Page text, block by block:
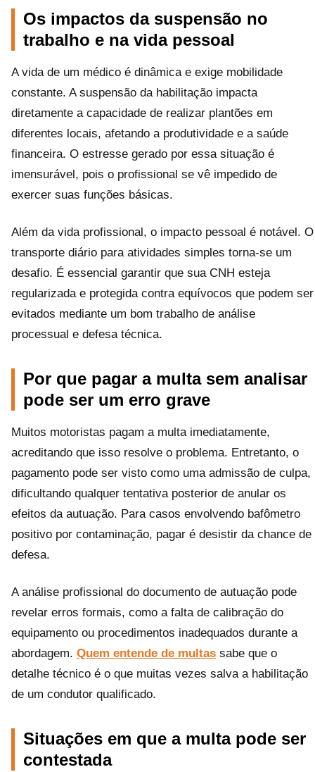
Os impactos da suspensão no
trabalho e na vida pessoal
A vida de um médico é dinâmica e exige mobilidade
constante. A suspensão da habilitação impacta
diretamente a capacidade de realizar plantões em
diferentes locais, afetando a produtividade e a saúde
financeira. O estresse gerado por essa situação é
imensurável, pois o profissional se vê impedido de
exercer suas funções básicas.
Além da vida profissional, o impacto pessoal é notável. O
transporte diário para atividades simples torna-se um
desafio. É essencial garantir que sua CNH esteja
regularizada e protegida contra equívocos que podem ser
evitados mediante um bom trabalho de análise
processual e defesa técnica.
Por que pagar a multa sem analisar
pode ser um erro grave
Muitos motoristas pagam a multa imediatamente,
acreditando que isso resolve o problema. Entretanto, o
pagamento pode ser visto como uma admissão de culpa,
dificultando qualquer tentativa posterior de anular os
efeitos da autuação. Para casos envolvendo bafômetro
positivo por contaminação, pagar é desistir da chance de
defesa.
A análise profissional do documento de autuação pode
revelar erros formais, como a falta de calibração do
equipamento ou procedimentos inadequados durante a
abordagem. Quem entende de multas sabe que o
detalhe técnico é o que muitas vezes salva a habilitação
de um condutor qualificado.
Situações em que a multa pode ser
contestada